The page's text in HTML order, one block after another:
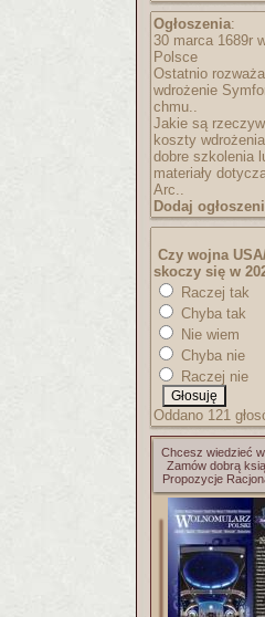
Ogłoszenia:
30 marca 1689r
Polsce
Ostatnio
wdrożenie
chmu..
Jakie są
koszty wdrożenia
dobre szkolenia
materiały
Arc..
Dodaj
Czy wojna
skoczy się w
Raczej tak
Chyba tak
Nie wiem
Chyba nie
Raczej nie
Oddano 121
Chcesz wiedzieć
Zamów dobrą
Propozycje